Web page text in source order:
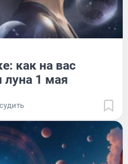
как на вас
луна 1 мая